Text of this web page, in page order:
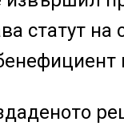
статут на